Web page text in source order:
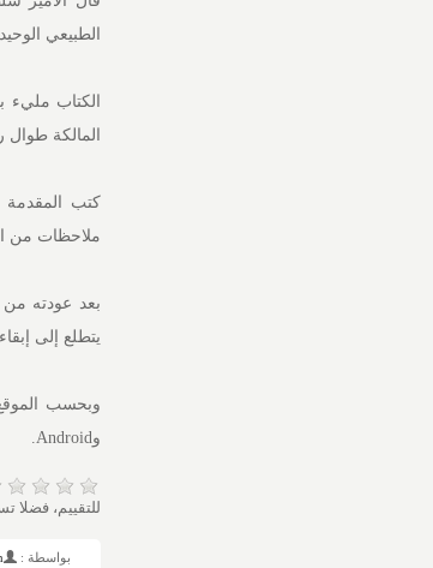
الطبيعي
الكتاب مليء
المالكة
كتب المقدمة
ملاحظات من
بعد عودته من
يتطلع إلى
وAndroid.
للتقييم، فضلا
بواسطة :